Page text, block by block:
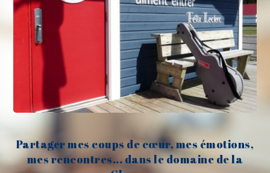
Partager mes coups de cœur, mes émotions,
mes rencontres... dans le domaine de la